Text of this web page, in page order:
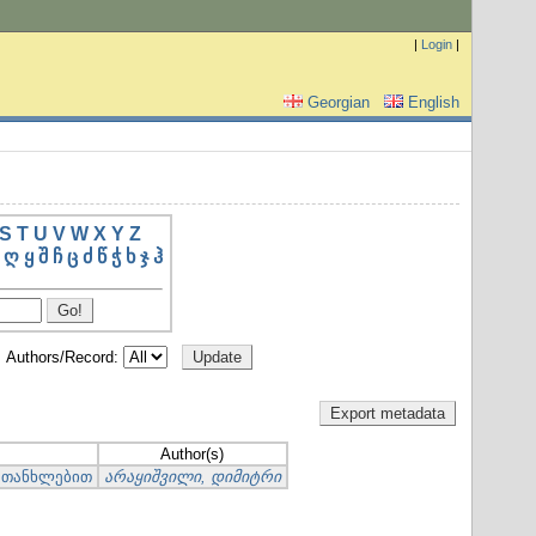
| Login |
Georgian
English
S T U V W X Y Z
ღ ყ შ ჩ ც ძ წ ჭ ხ ჯ ჰ
Authors/Record:
Author(s)
თანხლებით არაყიშვილი, დიმიტრი